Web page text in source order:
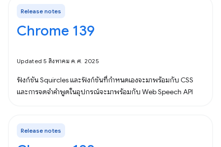
Release notes
Chrome 139
Updated 5 สิงหาคม ค.ศ. 2025
ฟังก์ชัน Squircles และฟังก์ชันที่กำหนดเองจะมาพร้อมกับ CSS
และการจดจำคำพูดในอุปกรณ์จะมาพร้อมกับ Web Speech API
Release notes